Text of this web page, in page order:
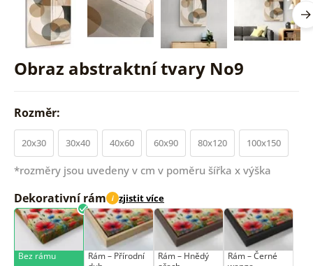
Obraz abstraktní tvary No9
Rozměr:
20x30 30x40 40x60 60x90 80x120 100x150
*rozměry jsou uvedeny v cm v poměru šířka x výška
Dekorativní rám i zjistit více
Bez rámu
Rám –⁠⁠⁠⁠⁠⁠ Přírodní
Rám –⁠⁠⁠⁠⁠⁠ Hnědý
Rám –⁠⁠⁠⁠⁠⁠ Černé